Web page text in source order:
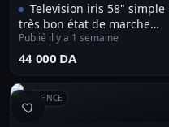
Television iris 58" simple
très bon état de marche
avec telecommande
Publié il y a 1 semaine
⁦44 000 DA⁩
RÉFÉRENCE